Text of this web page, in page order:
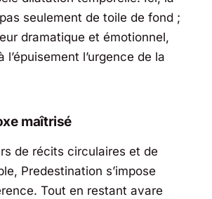
seulement de toile de fond ;
dramatique et émotionnel,
l’épuisement l’urgence de la
maîtrisé
de récits circulaires et de
Predestination s’impose
Tout en restant avare